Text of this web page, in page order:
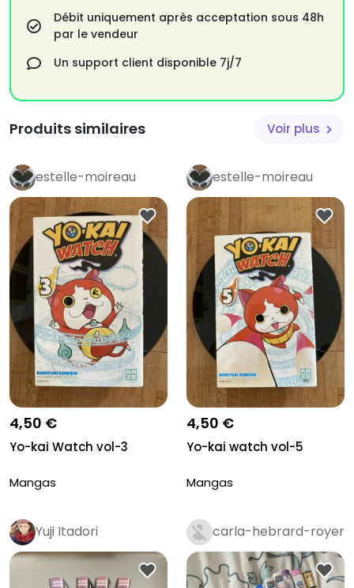
Débit uniquement après acceptation sous 48h
par le vendeur
Un support client disponible 7j/7
Produits similaires Voir plus
estelle-moireau
4,50 €
Yo-kai Watch vol-3
Mangas
estelle-moireau
4,50 €
Yo-kai watch vol-5
Mangas
Yuji Itadori carla-hebrard-royer